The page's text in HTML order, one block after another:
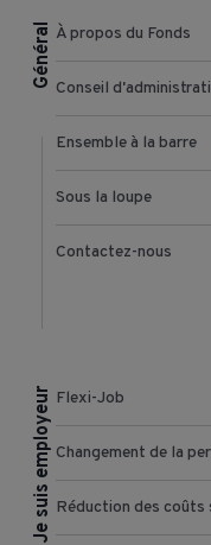
Général À propos du Fonds
Conseil
Ensemble à la barre
Sous la loupe
Contactez-nous
Je suis employeur Flexi-Job
Changement de la
Réduction des coûts